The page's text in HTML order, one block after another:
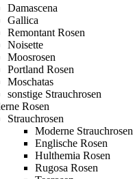
Damascena
Gallica
Remontant Rosen
Noisette
Moosrosen
Portland Rosen
Moschatas
sonstige Strauchrosen
Rosen
Strauchrosen
Moderne Strauchrosen
Englische Rosen
Hulthemia Rosen
Rugosa Rosen